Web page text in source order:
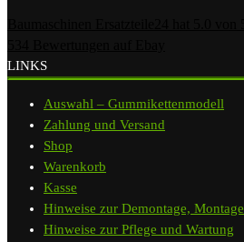
LINKS
Auswahl – Gummikettenmodell
Zahlung und Versand
Shop
Warenkorb
Kasse
Hinweise zur Demontage, Montage
Hinweise zur Pflege und Wartung